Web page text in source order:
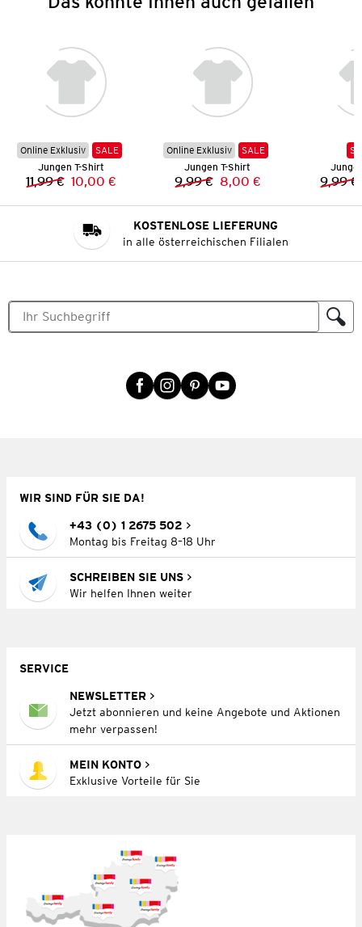
Online Exklusiv
SALE
Jungen T-Shirt
Vorheriger Preis:
11,99 € Neuer Preis:
10,00 €
Online Exklusiv
SALE
Jungen T-Shirt
Vorheriger Preis:
9,99 € Neuer Preis:
8,00 € 9,99 €
KOSTENLOSE LIEFERUNG
in alle österreichischen Filialen
WIR SIND FÜR SIE DA!
+43 (0) 1 2675 502
Montag bis Freitag 8–18 Uhr
SCHREIBEN SIE UNS
Wir helfen Ihnen weiter
SERVICE
NEWSLETTER
Jetzt abonnieren und keine Angebote und Aktionen
mehr verpassen!
MEIN KONTO
Exklusive Vorteile für Sie